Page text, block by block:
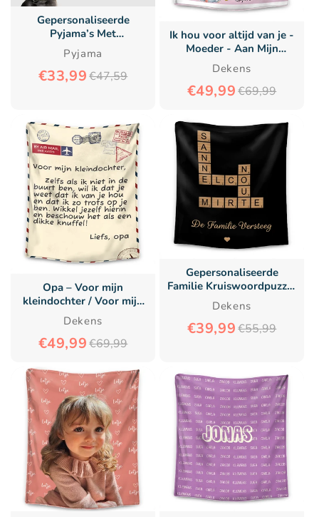
Gepersonaliseerde
Pyjama’s Met
Huisdierengezicht Voor
Volwassenen & Kinderen
– Het Perfecte Cadeau
Pyjama
€33,99€47,59
Ik hou voor altijd van je -
Moeder - Aan Mijn
Dochter/Zoon - Premium
Deken™
Dekens
€49,99€69,99
Opa – Voor mijn
kleindochter / Voor mijn
kleinzoon – Premium
Deken™ Ver.3
Dekens
€49,99€69,99
Gepersonaliseerde
Familie Kruiswoordpuzzel
Deken - Gepersonaliseerd
Kerstcadeau voor Familie
Dekens
€39,99€55,99